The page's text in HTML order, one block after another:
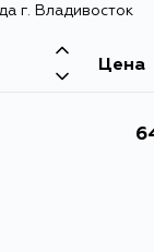
г. Владивосток
Цена